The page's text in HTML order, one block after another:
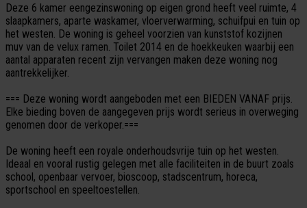
Deze 6 kamer eengezinswoning op eigen grond heeft veel ruimte, 4
slaapkamers, aparte waskamer, vloerverwarming, schuifpui en tuin op
het westen. De woning is geheel voorzien van kunststof kozijnen
muv van de velux ramen. Toilet 2014 en de hoekkeuken waarbij een
aantal apparaten recent zijn vervangen maken deze woning nog
aantrekkelijker.
=== Deze woning wordt aangeboden met een BIEDEN VANAF prijs.
Elke bieding boven de aangegeven prijs wordt serieus in overweging
genomen door de verkoper.===
De woning heeft een royale onderhoudsvrije tuin op het westen.
Ideaal en vooral rustig gelegen met alle faciliteiten in de buurt zoals
school, openbaar vervoer, bioscoop, stadscentrum, horeca,
sportschool en speeltoestellen.